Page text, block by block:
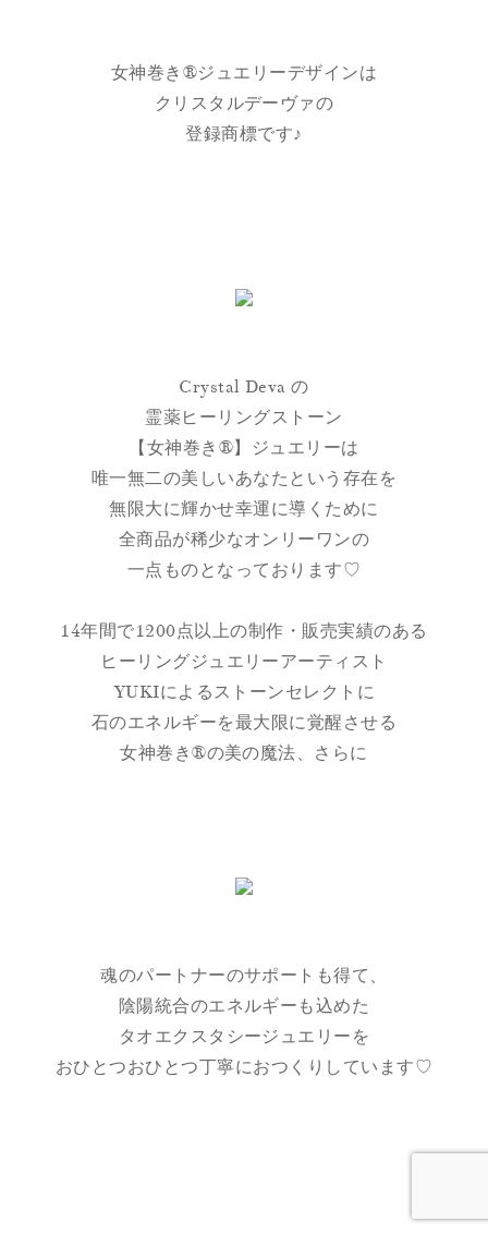
女神巻き®ジュエリーデザインは
クリスタルデーヴァの
登録商標です♪
Crystal Deva の
霊薬ヒーリングストーン
【女神巻き®】ジュエリーは
唯一無二の美しいあなたという存在を
無限大に輝かせ幸運に導くために
全商品が稀少なオンリーワンの
一点ものとなっております♡
14年間で1200点以上の制作・販売実績のある
ヒーリングジュエリーアーティスト
YUKIによるストーンセレクトに
石のエネルギーを最大限に覚醒させる
女神巻き®の美の魔法、さらに
魂のパートナーのサポートも得て、
陰陽統合のエネルギーも込めた
タオエクスタシージュエリーを
おひとつおひとつ丁寧におつくりしています♡